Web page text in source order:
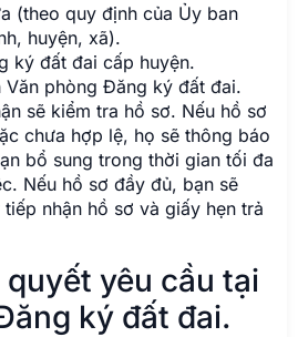
(theo quy định của Ủy ban
huyện, xã).
ký đất đai cấp huyện.
Văn phòng Đăng ký đất đai.
sẽ kiểm tra hồ sơ. Nếu hồ sơ
chưa hợp lệ, họ sẽ thông báo
bổ sung trong thời gian tối đa
Nếu hồ sơ đầy đủ, bạn sẽ
nhận hồ sơ và giấy hẹn trả
quyết yêu cầu tại
ký đất đai.